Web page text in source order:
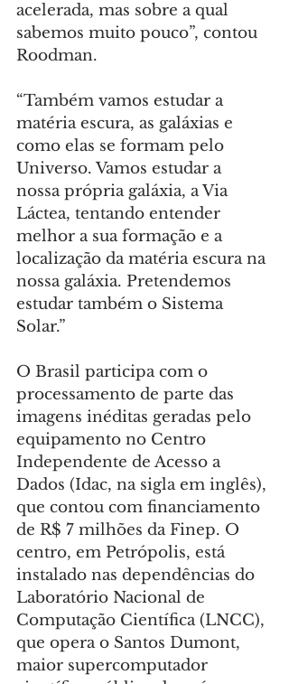
acelerada, mas sobre a qual
sabemos muito pouco”, contou
Roodman.
“Também vamos estudar a
matéria escura, as galáxias e
como elas se formam pelo
Universo. Vamos estudar a
nossa própria galáxia, a Via
Láctea, tentando entender
melhor a sua formação e a
localização da matéria escura na
nossa galáxia. Pretendemos
estudar também o Sistema
Solar.”
O Brasil participa com o
processamento de parte das
imagens inéditas geradas pelo
equipamento no Centro
Independente de Acesso a
Dados (Idac, na sigla em inglês),
que contou com financiamento
de R$ 7 milhões da Finep. O
centro, em Petrópolis, está
instalado nas dependências do
Laboratório Nacional de
Computação Científica (LNCC),
que opera o Santos Dumont,
maior supercomputador